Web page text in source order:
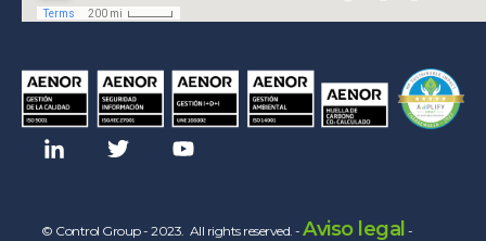
© Control Group - 2023. All rights reserved. - Aviso legal -